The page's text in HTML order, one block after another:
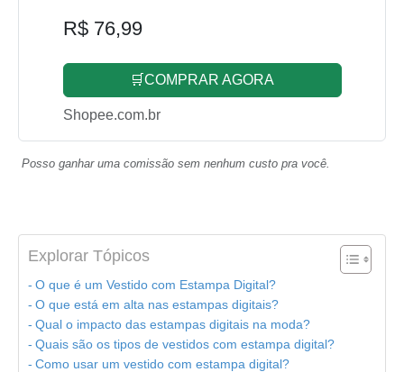
R$ 76,99
🛒COMPRAR AGORA
Shopee.com.br
Posso ganhar uma comissão sem nenhum custo pra você.
Explorar Tópicos
O que é um Vestido com Estampa Digital?
O que está em alta nas estampas digitais?
Qual o impacto das estampas digitais na moda?
Quais são os tipos de vestidos com estampa digital?
Como usar um vestido com estampa digital?